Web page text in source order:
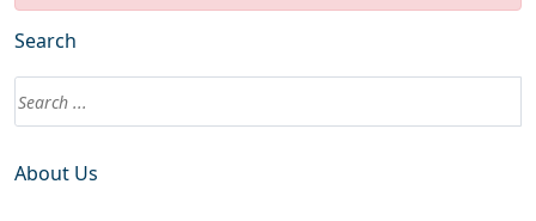
Search
About Us